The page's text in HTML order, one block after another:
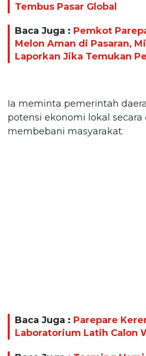
Tembus Pasar Global
Baca Juga : Pemkot
Melon Aman di Pasaran,
Laporkan Jika Temukan
Ia meminta pemerintah
potensi ekonomi lokal
membebani masyarakat.
Baca Juga : Parepare
Laboratorium Latih Calon